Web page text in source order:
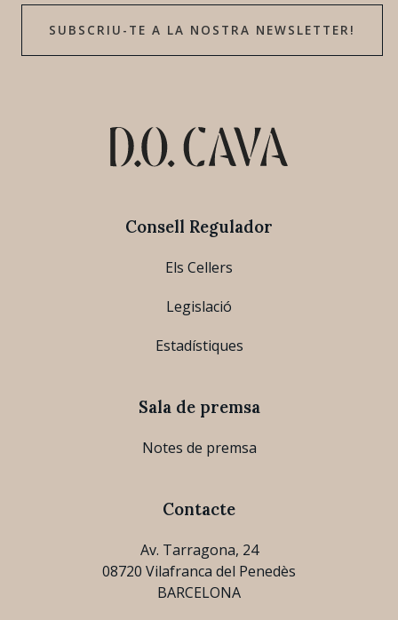
SUBSCRIU-TE A LA NOSTRA NEWSLETTER!
Consell Regulador
Els Cellers
Legislació
Estadístiques
Sala de premsa
Notes de premsa
Contacte
Av. Tarragona, 24
08720 Vilafranca del Penedès
BARCELONA